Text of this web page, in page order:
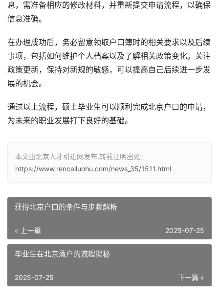
息，需准备相应的修改材料，并重新提交申请流程，以确保
信息准确。
在办理成功后，务必留意领取户口簿时的相关要求以及后续
事项，包括如何维护个人档案以及了解相关政策变化。关注
政策更新，保持对新规的敏感，可以提高自己后续进一步发
展的机会。
通过以上流程，硕士毕业生可以顺利完成北京户口的申请，
为未来的职业发展打下良好的基础。
本文由北京人才引进网发布,转载注明出处：
https://www.rencailuohu.com/news_35/1511.html
获得北京户口的条件与步骤解析
« 上一篇 2025-07-25
毕业生在北京落户的流程揭秘
下一篇 »
2025-07-25